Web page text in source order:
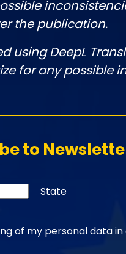
the publication.
using DeepL
for any possible
to
State
of my personal data